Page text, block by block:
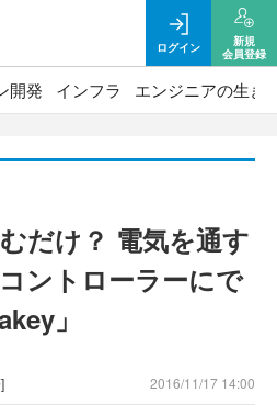
ログイン
新規
会員登録
開発 インフラ エンジニアの生き
だけ？ 電気を通す
ントローラーにで
」
2016/11/17 14:00